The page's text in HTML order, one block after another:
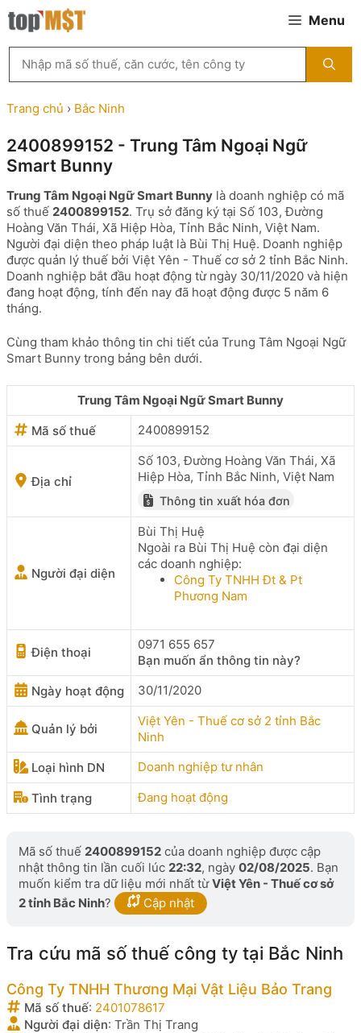
Chuyển
đến
Menu
kiếm
MST
theo
tên
ty,
người
diện
hoặc
mã
số
thuế
...
Trang chủ › Bắc Ninh
2400899152 - Trung Tâm Ngoại Ngữ
Smart Bunny
Trung Tâm Ngoại Ngữ Smart Bunny là doanh nghiệp có mã
số thuế 2400899152. Trụ sở đăng ký tại Số 103, Đường
Hoàng Văn Thái, Xã Hiệp Hòa, Tỉnh Bắc Ninh, Việt Nam.
Người đại diện theo pháp luật là Bùi Thị Huệ. Doanh nghiệp
được quản lý thuế bởi Việt Yên - Thuế cơ sở 2 tỉnh Bắc Ninh.
Doanh nghiệp bắt đầu hoạt động từ ngày 30/11/2020 và hiện
đang hoạt động, tính đến nay đã hoạt động được 5 năm 6
tháng.
Cùng tham khảo thông tin chi tiết của Trung Tâm Ngoại Ngữ
Smart Bunny trong bảng bên dưới.
Trung Tâm Ngoại Ngữ Smart Bunny
Mã số thuế
2400899152
Địa chỉ
Số 103, Đường Hoàng Văn Thái, Xã
Hiệp Hòa, Tỉnh Bắc Ninh, Việt Nam
Thông tin xuất hóa đơn
Người đại diện
Bùi Thị Huệ
Ngoài ra Bùi Thị Huệ còn đại diện
các doanh nghiệp:
Công Ty TNHH Đt & Pt
Phương Nam
Điện thoại
0971 655 657
Bạn muốn ẩn thông tin này?
Ngày hoạt động
30/11/2020
Quản lý bởi
Việt Yên - Thuế cơ sở 2 tỉnh Bắc
Ninh
Loại hình DN
Doanh nghiệp tư nhân
Tình trạng Đang hoạt động
Mã số thuế 2400899152 của doanh nghiệp được cập
nhật thông tin lần cuối lúc 22:32, ngày 02/08/2025. Bạn
muốn kiểm tra dữ liệu mới nhất từViệt Yên - Thuế cơ sở
2 tỉnh Bắc Ninh? Cập nhật
Tra cứu mã số thuế công ty tại Bắc Ninh
Công Ty TNHH Thương Mại Vật Liệu Bảo Trang
Mã số thuế: 2401078617
Người đại diện: Trần Thị Trang